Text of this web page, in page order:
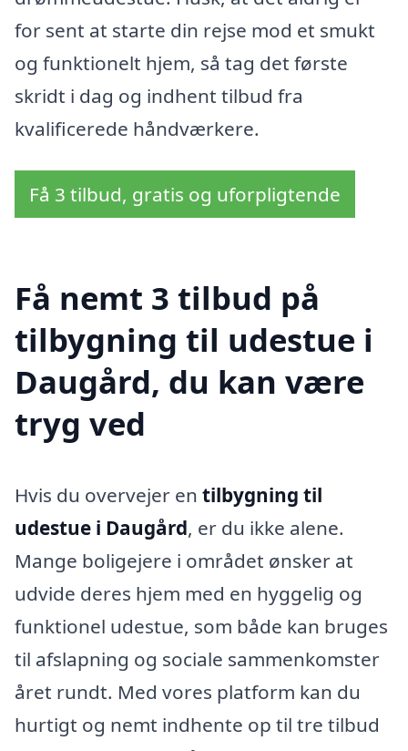
for sent at starte din rejse mod et smukt
og funktionelt hjem, så tag det første
skridt i dag og indhent tilbud fra
kvalificerede håndværkere.
Få 3 tilbud, gratis og uforpligtende
Få nemt 3 tilbud på
tilbygning til udestue i
Daugård, du kan være
tryg ved
Hvis du overvejer en tilbygning til
udestue i Daugård, er du ikke alene.
Mange boligejere i området ønsker at
udvide deres hjem med en hyggelig og
funktionel udestue, som både kan bruges
til afslapning og sociale sammenkomster
året rundt. Med vores platform kan du
hurtigt og nemt indhente op til tre tilbud